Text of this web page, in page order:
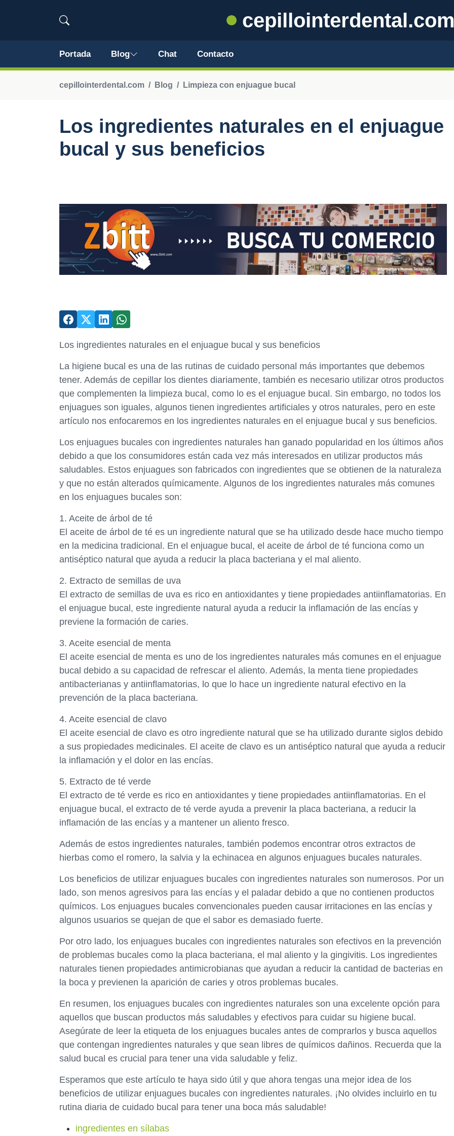
cepillointerdental.com
Portada Blog Chat Contacto
cepillointerdental.com Blog Limpieza con enjuague bucal
Los ingredientes naturales en el enjuague
bucal y sus beneficios
Los ingredientes naturales en el enjuague bucal y sus beneficios
La higiene bucal es una de las rutinas de cuidado personal más importantes que debemos
tener. Además de cepillar los dientes diariamente, también es necesario utilizar otros productos
que complementen la limpieza bucal, como lo es el enjuague bucal. Sin embargo, no todos los
enjuagues son iguales, algunos tienen ingredientes artificiales y otros naturales, pero en este
artículo nos enfocaremos en los ingredientes naturales en el enjuague bucal y sus beneficios.
Los enjuagues bucales con ingredientes naturales han ganado popularidad en los últimos años
debido a que los consumidores están cada vez más interesados en utilizar productos más
saludables. Estos enjuagues son fabricados con ingredientes que se obtienen de la naturaleza
y que no están alterados químicamente. Algunos de los ingredientes naturales más comunes
en los enjuagues bucales son:
1. Aceite de árbol de té
El aceite de árbol de té es un ingrediente natural que se ha utilizado desde hace mucho tiempo
en la medicina tradicional. En el enjuague bucal, el aceite de árbol de té funciona como un
antiséptico natural que ayuda a reducir la placa bacteriana y el mal aliento.
2. Extracto de semillas de uva
El extracto de semillas de uva es rico en antioxidantes y tiene propiedades antiinflamatorias. En
el enjuague bucal, este ingrediente natural ayuda a reducir la inflamación de las encías y
previene la formación de caries.
3. Aceite esencial de menta
El aceite esencial de menta es uno de los ingredientes naturales más comunes en el enjuague
bucal debido a su capacidad de refrescar el aliento. Además, la menta tiene propiedades
antibacterianas y antiinflamatorias, lo que lo hace un ingrediente natural efectivo en la
prevención de la placa bacteriana.
4. Aceite esencial de clavo
El aceite esencial de clavo es otro ingrediente natural que se ha utilizado durante siglos debido
a sus propiedades medicinales. El aceite de clavo es un antiséptico natural que ayuda a reducir
la inflamación y el dolor en las encías.
5. Extracto de té verde
El extracto de té verde es rico en antioxidantes y tiene propiedades antiinflamatorias. En el
enjuague bucal, el extracto de té verde ayuda a prevenir la placa bacteriana, a reducir la
inflamación de las encías y a mantener un aliento fresco.
Además de estos ingredientes naturales, también podemos encontrar otros extractos de
hierbas como el romero, la salvia y la echinacea en algunos enjuagues bucales naturales.
Los beneficios de utilizar enjuagues bucales con ingredientes naturales son numerosos. Por un
lado, son menos agresivos para las encías y el paladar debido a que no contienen productos
químicos. Los enjuagues bucales convencionales pueden causar irritaciones en las encías y
algunos usuarios se quejan de que el sabor es demasiado fuerte.
Por otro lado, los enjuagues bucales con ingredientes naturales son efectivos en la prevención
de problemas bucales como la placa bacteriana, el mal aliento y la gingivitis. Los ingredientes
naturales tienen propiedades antimicrobianas que ayudan a reducir la cantidad de bacterias en
la boca y previenen la aparición de caries y otros problemas bucales.
En resumen, los enjuagues bucales con ingredientes naturales son una excelente opción para
aquellos que buscan productos más saludables y efectivos para cuidar su higiene bucal.
Asegúrate de leer la etiqueta de los enjuagues bucales antes de comprarlos y busca aquellos
que contengan ingredientes naturales y que sean libres de químicos dañinos. Recuerda que la
salud bucal es crucial para tener una vida saludable y feliz.
Esperamos que este artículo te haya sido útil y que ahora tengas una mejor idea de los
beneficios de utilizar enjuagues bucales con ingredientes naturales. ¡No olvides incluirlo en tu
rutina diaria de cuidado bucal para tener una boca más saludable!
ingredientes en sílabas